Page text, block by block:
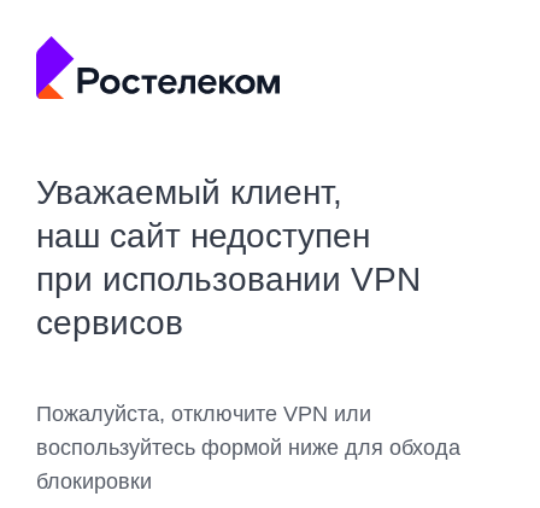
Уважаемый клиент,
наш сайт недоступен
при использовании VPN
сервисов
Пожалуйста, отключите VPN или
воспользуйтесь формой ниже для обхода
блокировки